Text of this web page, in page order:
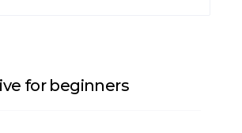
for beginners